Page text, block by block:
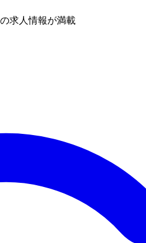
求人情報が満載